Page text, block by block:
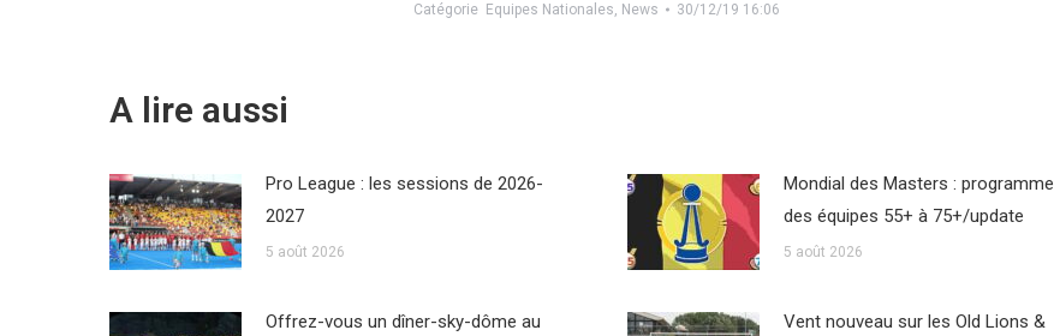
Catégorie Equipes Nationales, News 30/12/19 16:06
A lire aussi
Pro League : les sessions de 2026-
2027
5 août 2026
Mondial des Masters : programme
des équipes 55+ à 75+/update
5 août 2026
Offrez-vous un dîner-sky-dôme au
Vent nouveau sur les Old Lions &